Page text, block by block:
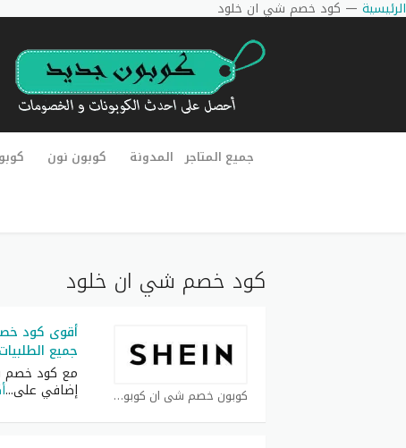
الرئيسية — كود خصم شي ان خلود
جميع المتاجر المدونة كوبون نون
كود خصم شي ان خلود
كوبون خصم شي ان كوبون
جميع الطلبيات
مع كود خصم
إضافي على...